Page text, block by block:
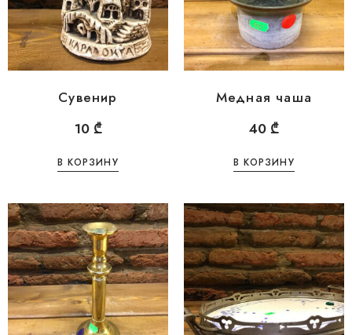
Сувенир
10 ₾
В КОРЗИНУ
Медная чаша
40 ₾
В КОРЗИНУ